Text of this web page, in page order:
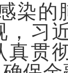
染的
，习
真贯